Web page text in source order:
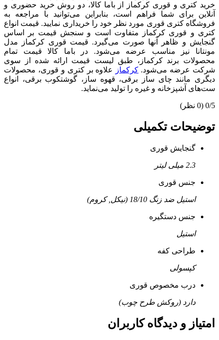
خرید کتری و قوری کرکماز از باما کالا، دو روش خرید حضوری و
آنلاین برای شما فراهم است، بنابراین می‌توانید با مراجعه به
فروشگاه کتری قوری مورد نظر خود را خریداری نمایید. قیمت انواع
کتری و قوری کرکماز متفاوت است و سنجش قیمت بر اساس
گنجایش و ظاهر آنها صورت می‌گیرد. قیمت قوری کرکماز مدل
مونتانا نیز مناسب عرضه می‌شود. در باما کالا قیمت تمام
محصولات برند کرکماز، طبق لیست قیمت ارائه شده از سوی
شرکت عرضه می‌شود. کرکماز
علاوه بر کتری و قوری، محصولات
دیگری مانند چای ساز برقی، قهوه ساز، گوشتکوب برقی، انواع
ست‌های آشپزخانه و غیره را تولید می‌نماید.
0/5 (0 نظر)
توضیحات تکمیلی
گنجایش قوری
2.3 میلی لیتر
جنس قوری
استیل ضد زنگ 18/10 (نیکل, کروم)
جنس دستگیره
استیل
طراحی کفه
کپسولی
درب مخصوص قوری
دارد (روکش طرح چوب)
امتیاز و دیدگاه کاربران